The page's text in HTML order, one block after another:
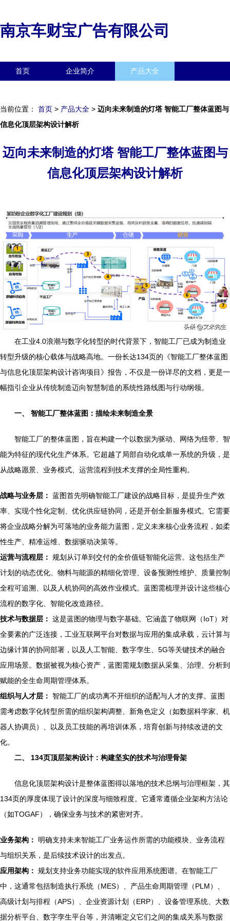
南京车财宝广告有限公司
首页 企业简介 产品大全
当前位置： 首页 > 产品大全 > 迈向未来制造的灯塔 智能工厂整体蓝图与
信息化顶层架构设计解析
迈向未来制造的灯塔 智能工厂整体蓝图与
信息化顶层架构设计解析
在工业4.0浪潮与数字化转型的时代背景下，智能工厂已成为制造业
转型升级的核心载体与战略高地。一份长达134页的《智能工厂整体蓝图
与信息化顶层架构设计咨询项目》报告，不仅是一份详尽的文档，更是一
幅指引企业从传统制造迈向智慧制造的系统性路线图与行动纲领。
一、 智能工厂整体蓝图：描绘未来制造全景
智能工厂的整体蓝图，旨在构建一个以数据为驱动、网络为纽带、智
能为特征的现代化生产体系。它超越了局部自动化或单一系统的升级，是
从战略愿景、业务模式、运营流程到技术支撑的全局性重构。
战略与业务层： 蓝图首先明确智能工厂建设的战略目标，是提升生产效
率、实现个性化定制、优化供应链协同，还是开创全新服务模式。它需要
将企业战略分解为可落地的业务能力蓝图，定义未来核心业务流程，如柔
性生产、精准运维、数据驱动决策等。
运营与流程层： 规划从订单到交付的全价值链智能化运营。这包括生产
计划的动态优化、物料与能源的精细化管理、设备预测性维护、质量控制
全程可追溯、以及人机协同的高效作业模式。蓝图需梳理并设计这些核心
流程的数字化、智能化改造路径。
技术与数据层： 这是蓝图的物理与数字基础。它涵盖了物联网（IoT）对
全要素的广泛连接，工业互联网平台对数据与应用的集成承载，云计算与
边缘计算的协同部署，以及人工智能、数字孪生、5G等关键技术的融合
应用场景。数据被视为核心资产，蓝图需规划数据从采集、治理、分析到
赋能的全生命周期管理体系。
组织与人才层： 智能工厂的成功离不开组织的适配与人才的支撑。蓝图
需考虑数字化转型所需的组织架构调整、新角色定义（如数据科学家、机
器人协调员）、以及员工技能的再培训体系，培育创新与持续改进的文
化。
二、 134页顶层架构设计：构建坚实的技术与治理骨架
信息化顶层架构设计是整体蓝图得以落地的技术总纲与治理框架，其
134页的厚度体现了设计的深度与细致程度。它通常遵循企业架构方法论
（如TOGAF），确保业务与技术的紧密对齐。
业务架构：
明确支持未来智能工厂业务运作所需的功能模块、业务流程
与组织关系，是后续技术设计的出发点。
应用架构： 规划支持业务功能实现的软件应用系统图谱。在智能工厂
中，这通常包括制造执行系统（MES）、产品生命周期管理（PLM）、
高级计划与排程（APS）、企业资源计划（ERP）、设备管理系统、大数
据分析平台、数字孪生平台等，并清晰定义它们之间的集成关系与数据